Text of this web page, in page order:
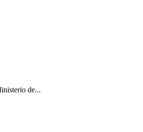
de...